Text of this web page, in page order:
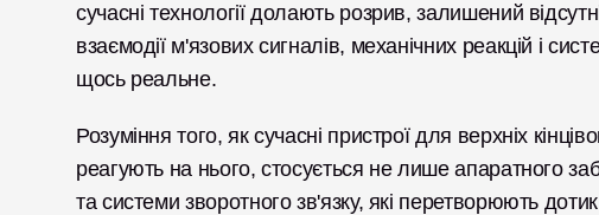
сучасні технології долають розрив, залишений
взаємодії м'язових сигналів, механічних реакцій і
щось реальне.
Розуміння того, як сучасні пристрої для верхніх
реагують на нього, стосується не лише апаратного
та системи зворотного зв'язку, які перетворюють